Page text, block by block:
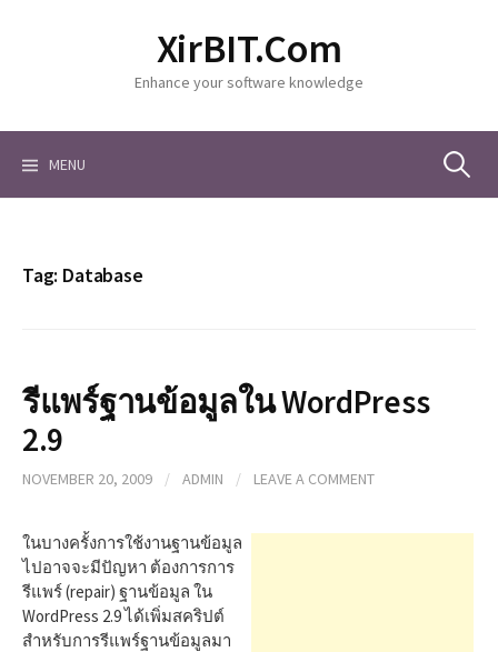
o
XirBIT.Com
Enhance your software knowledge
MENU S
Tag: Database
รีแพร์ฐานข้อมูลใน WordPress
2.9
NOVEMBER 20, 2009 / ADMIN / LEAVE A COMMENT
ในบางครั้งการใช้งานฐานข้อมูล
ไปอาจจะมีปัญหา ต้องการการ
รีแพร์ (repair) ฐานข้อมูล ใน
WordPress 2.9 ได้เพิ่มสคริปต์
สำหรับการรีแพร์ฐานข้อมูลมา